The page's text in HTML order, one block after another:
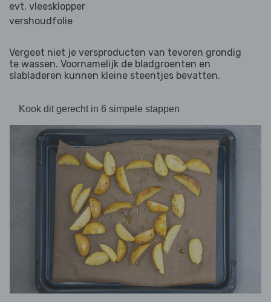
evt. vleesklopper
vershoudfolie
Vergeet niet je versproducten van tevoren grondig
te wassen. Voornamelijk de bladgroenten en
slabladeren kunnen kleine steentjes bevatten.
Kook dit gerecht in 6 simpele stappen